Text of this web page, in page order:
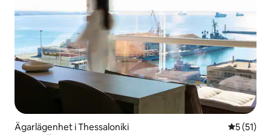
Ägarlägenhet i Thessaloniki 5 av 5 i
5 (51)